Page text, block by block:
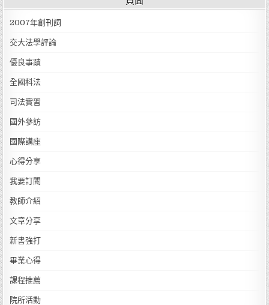
2007年創刊詞
交大法學評論
優良事蹟
全國科法
司法實習
國外參訪
國際講座
心得分享
我要訂閱
教師介紹
文章分享
新書強打
畢業心得
課程推薦
院所活動